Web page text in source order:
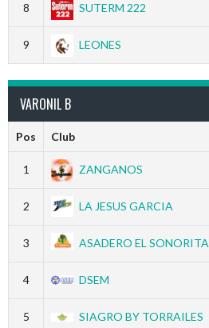
8 SUTERM 222
9 LEONES
VARONIL B
Pos Club
1 ZANGANOS
2 LA JESUS GARCIA
3 ASADERO EL SONORITA
4 DSEM
5 SIAGRO BY TORRAILES